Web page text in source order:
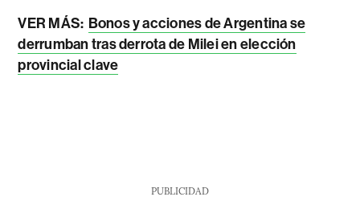
VER MÁS: Bonos y acciones de Argentina se
derrumban tras derrota de Milei en elección
provincial clave
PUBLICIDAD